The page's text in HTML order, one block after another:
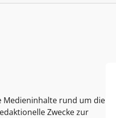
Medieninhalte rund um die
Zwecke zur